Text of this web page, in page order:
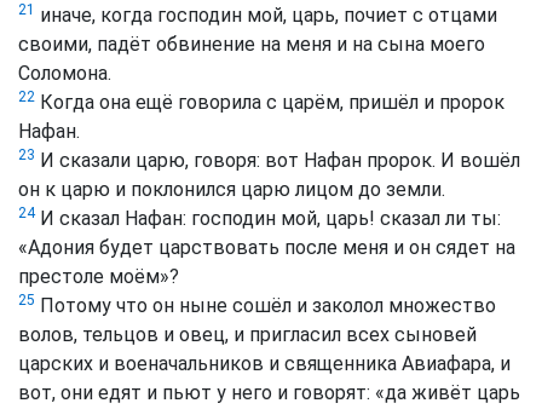
21 иначе, когда господин мой, царь, почиет с отцами
своими, падёт обвинение на меня и на сына моего
Соломона.
22 Когда она ещё говорила с царём, пришёл и пророк
Нафан.
23 И сказали царю, говоря: вот Нафан пророк. И вошёл
он к царю и поклонился царю лицом до земли.
24И сказал Нафан: господин мой, царь! сказал ли ты:
«Адония будет царствовать после меня и он сядет на
престоле моём»?
25 Потому что он ныне сошёл и заколол множество
волов, тельцов и овец, и пригласил всех сыновей
царских и военачальников и священника Авиафара, и
вот, они едят и пьют у него и говорят: «да живёт царь